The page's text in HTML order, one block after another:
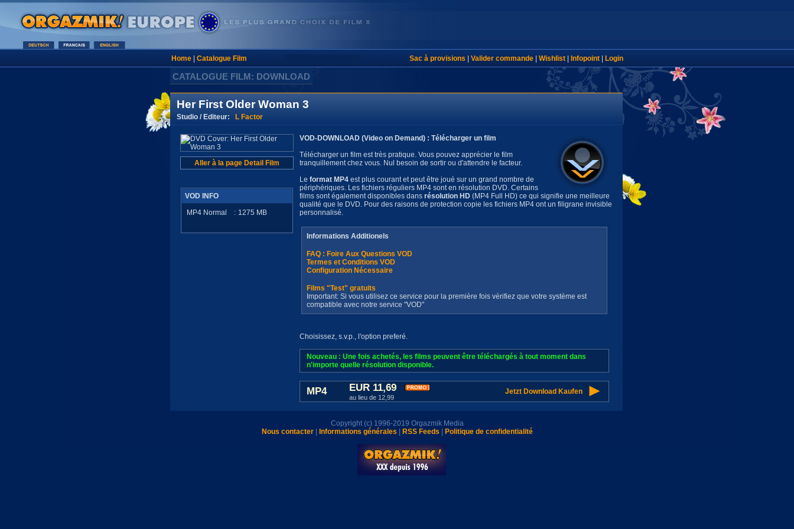
Home| Catalogue Film Sac à provisions Valider commande| Wishlist| Infopoint| Login
CATALOGUE FILM: DOWNLOAD
Her First Older Woman 3
Studio / Editeur: L Factor
Aller à la page Detail Film
VOD INFO
MP4 Normal
: 1275 MB
VOD-DOWNLOAD (Video on Demand) : Télécharger un film
Télécharger un film est très pratique. Vous pouvez apprécier le film
tranquillement chez vous. Nul besoin de sortir ou d'attendre le facteur.
Le format MP4 est plus courant et peut être joué sur un grand nombre de
périphériques. Les fichiers réguliers MP4 sont en résolution DVD. Certains
films sont également disponibles dans résolution HD (MP4 Full HD) ce qui signifie une meilleure
qualité que le DVD. Pour des raisons de protection copie les fichiers MP4 ont un filigrane invisible
personnalisé.
Informations Additionels
FAQ : Foire Aux Questions VOD
Termes et Conditions VOD
Configuration Nécessaire
Films "Test" gratuits
Important: Si vous utilisez ce service pour la première fois vérifiez que votre système est
compatible avec notre service "VOD"
Choisissez, s.v.p., l'option preferé.
Nouveau : Une fois achetés, les films peuvent être téléchargés à tout moment dans
n'importe quelle résolution disponible.
MP4 EUR 11,69
au lieu de 12,99
Jetzt Download Kaufen
Copyright (c) 1996-2019 Orgazmik Media
Nous contacter| Informations générales RSS Feeds Politique de confidentialité